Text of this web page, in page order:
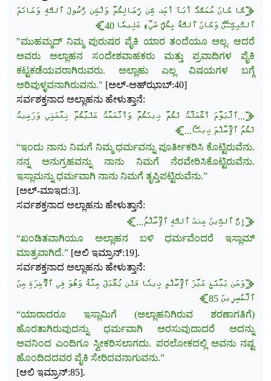
﴿مَّا كَانَ مُحَمَّدٌ أَبَآ أَحَدٖ مِّن رِّجَالِكُمۡ وَلَٰكِن رَّسُولَ ٱللَّهِ وَخَاتَمَ
ٱلنَّبِيِّـۧنَۗ وَكَانَ ٱللَّهُ بِكُلِّ شَيۡءٍ عَلِيمٗا 40﴾
"ಮುಹಮ್ಮದ್ ನಿಮ್ಮ ಪುರುಷರ ಪೈಕಿ ಯಾರ ತಂದೆಯೂ ಅಲ್ಲ. ಆದರೆ
ಅವರು ಅಲ್ಲಾಹನ ಸಂದೇಶವಾಹಕರು ಮತ್ತು ಪ್ರವಾದಿಗಳ ಪೈಕಿ
ಕಟ್ಟಕಡೆಯವರಾಗಿರುವರು. ಅಲ್ಲಾಹು ಎಲ್ಲ ವಿಷಯಗಳ ಬಗ್ಗೆ
ಅರಿವುಳ್ಳವನಾಗಿರುವನು." [ಅಲ್-ಅಹ್‌ಝಾಬ್:40]
ಸರ್ವಶಕ್ತನಾದ ಅಲ್ಲಾಹನು ಹೇಳುತ್ತಾನೆ:
﴿...ٱلۡيَوۡمَ أَكۡمَلۡتُ لَكُمۡ دِينَكُمۡ وَأَتۡمَمۡتُ عَلَيۡكُمۡ نِعۡمَتِي وَرَضِيتُ
لَكُمُ ٱلۡإِسۡلَٰمَ دِينٗاۚ...﴾
“ಇಂದು ನಾನು ನಿಮಗೆ ನಿಮ್ಮ ಧರ್ಮವನ್ನು ಪೂರ್ತೀಕರಿಸಿ ಕೊಟ್ಟಿರುವೆನು.
ನನ್ನ ಅನುಗ್ರಹವನ್ನು ನಾನು ನಿಮಗೆ ನೆರವೇರಿಸಿಕೊಟ್ಟಿರುವೆನು.
ಇಸ್ಲಾಮನ್ನು ಧರ್ಮವಾಗಿ ನಾನು ನಿಮಗೆ ತೃಪ್ತಿಪಟ್ಟಿರುವೆನು.”
[ಅಲ್-ಮಾಇದ:3].
ಸರ್ವಶಕ್ತನಾದ ಅಲ್ಲಾಹನು ಹೇಳುತ್ತಾನೆ:
﴿إِنَّ ٱلدِّينَ عِندَ ٱللَّهِ ٱلۡإِسۡلَٰمُ...﴾
“ಖಂಡಿತವಾಗಿಯೂ ಅಲ್ಲಾಹನ ಬಳಿ ಧರ್ಮವೆಂದರೆ ಇಸ್ಲಾಮ್
ಮಾತ್ರವಾಗಿದೆ.”[ಆಲಿ ಇಮ್ರಾನ್:19].
ಸರ್ವಶಕ್ತನಾದ ಅಲ್ಲಾಹನು ಹೇಳುತ್ತಾನೆ:
﴿وَمَن يَبۡتَغِ غَيۡرَ ٱلۡإِسۡلَٰمِ دِينٗا فَلَن يُقۡبَلَ مِنۡهُ وَهُوَ فِي ٱلۡأٓخِرَةِ مِنَ
ٱلۡخَٰسِرِينَ 85﴾
“ಯಾರಾದರೂ ಇಸ್ಲಾಮಿಗೆ (ಅಲ್ಲಾಹನಿಗಿರುವ ಶರಣಾಗತಿಗೆ)
ಹೊರತಾಗಿರುವುದನ್ನು ಧರ್ಮವಾಗಿ ಅರಸುವುದಾದರೆ ಅದನ್ನು
ಅವನಿಂದ ಎಂದಿಗೂ ಸ್ವೀಕರಿಸಲಾಗದು. ಪರಲೋಕದಲ್ಲಿ ಅವನು ನಷ್ಟ
ಹೊಂದಿದದವರ ಪೈಕಿ ಸೇರಿದವನಾಗುವನು.”
[ಆಲಿ ಇಮ್ರಾನ್:85].